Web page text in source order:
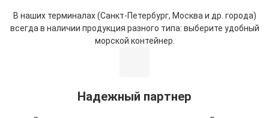
В наших терминалах (Санкт-Петербург, Москва и др. города)
всегда в наличии продукция разного типа: выберите удобный
морской контейнер.
Надежный партнер